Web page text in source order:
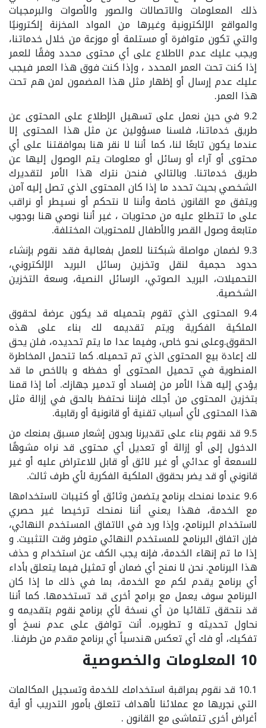
ذلك المعلومات والاتصالات والصور والأصوات والبرمجيات
والمواقع الإلكترونية وغيرها من المواد المخزنة إلكترونيًا
والتي تكون متوافرة أو مستلمة أو موزعة من خلال خدماتنا،
ويجب عليك عدم الاطلاع على أي محتوى محدد وفقًا للعمر
إذا كنت تحت العمر المحدد ، وإذا كنت فوق هذا العمر فيجب
عليك عدم إرسال أو إظهار مثل هذا المضمون لمن هم تحت
هذا العمر.
9.2 في حين نعمل على تسهيل الإطلاع على المحتوى عن
طريق خدماتنا، فلسنا مسؤولين عن مثل هذا المحتوى إلا
عندما يكون تابعًا لنا، كما أننا لا نقر هنا بموافقتنا على أي
محتوى أو آراء أو رسائل أو معلومات يتم الوصول إليها عن
طريق خدماتنا. وبالتالي فنحن نترك هذا الأمر لتقديرك
الشخصي بحيث تحدد ما إذا كان المحتوى الذي تصل إليه آمن
ويتفق مع القانون خاصة وأننا لا نتحكم أو نسيطر أو نراقب
على ما تتطلع عليه من محتويات ، غير أننا نوصي هنا بوجوب
متابعة وصول القصر والأطفال للمحتويات المختلفة.
9.3 لضمان مواصلة شبكتنا للعمل بفعالية فقد نقوم بإنشاء
حدود حجمية لنقل وتخزين رسائل البريد الإلكتروني،
التحميلات، البريد الصوتي، الرسائل النصية، وسعة التخزين
الشخصية.
9.4 المحتوى الذي تقوم بتحميله قد يكون عرضة لحقوق
الملكية الفكرية ويتم تقديمه لك بناء على هذه
الحقوق.وعلى نحو خاص، وفيما عدا ما يتم تحديده، فلن يحق
لك إعادة بيع المحتوى الذي تم تحميله. كما تتحمل المخاطرة
المنطوية في تحميل المحتوى أو حفظه و بالاخص ما قد
يؤدي إليه هذا الأمر من إفساد أو تدمير جهازك. أما إذا قمنا
بتخزين المحتوى من أجلك فإننا نحتفظ بالحق في إزالة مثل
هذا المحتوى لأي أسباب تقنية أو قانونية أو رقابية.
9.5 قد نقوم بناء على تقديرنا وبدون إشعار مسبق بمنعك من
الدخول إلى أو إزالة أو تعديل أي محتوى قد نراه مشوهًا
للسمعة أو عدائي أو غير لائق أو قابل للاعتراض عليه أو غير
قانوني أو قد يضر بحقوق الملكية الفكرية لأي طرف ثالث.
9.6 عندما نمنحك برنامج يتضمن وثائق أو كتيبات لاستخدامها
مع الخدمة، فهذا يعني أننا نمنحك ترخيصا غير حصري
لاستخدام البرنامج، وإذا ورد في الاتفاق المستخدم النهائي،
فإن اتفاق البرنامج للمستخدم النهائي متوفر وقت التثبيت. و
إذا ما تم إنهاء الخدمة، فإنه يجب الكف عن استخدام و حذف
هذا البرنامج. نحن لا نمنح أي ضمان أو تمثيل فيما يتعلق بأداء
أي برنامج يقدم لكم مع الخدمة، بما في ذلك ما إذا كان
البرنامج سوف يعمل مع برامج أخرى قد تستخدمها. كما أننا
قد نتحقق تلقائيا من أي نسخة لأي برنامج نقوم بتقديمه و
نحاول تحديثه و تطويره. أنت توافق على عدم نسخ أو
تفكيك، أو فك أي تعكس هندسياً أي برنامج مقدم من طرفنا.
10 المعلومات والخصوصية
10.1 قد نقوم بمراقبة استخدامك للخدمة وتسجيل المكالمات
التي نجريها مع عملائنا لأهداف تتعلق بأمور التدريب أو أية
أغراض أخرى تتماشى مع القانون .